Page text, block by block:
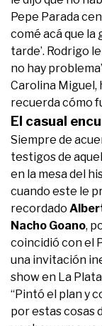
Pepe Parada
comé acá que
tarde’. Rodrigo
no hay
Carolina Miguel,
recuerda cómo
El casual
Siempre de
testigos de
en la mesa del
cuando este le
recordado
Nacho Goano,
coincidió con el
una invitación
show en La
“Pintó el plan y
por estas cosas